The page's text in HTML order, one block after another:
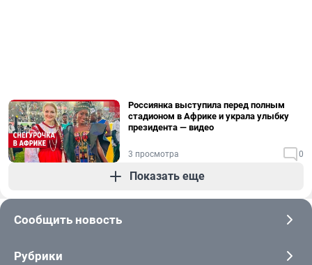
Россиянка выступила перед полным
стадионом в Африке и украла улыбку
президента — видео
3 просмотра 0
Показать еще
Сообщить новость
Рубрики